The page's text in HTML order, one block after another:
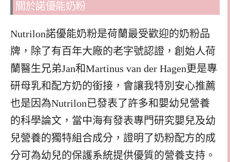
關於諾優能奶粉
Nutrilon諾優能奶粉是荷蘭最受歡迎的奶粉品
牌，除了有百年大廠的老字號認證，創始人荷
蘭醫生兄弟Jan和Martinus van der Hagen更是專
研母乳和配方奶的銜接，會讓我特別安心推薦
也是因為Nutrilon已發表了許多和嬰幼兒營養
的科學論文，當中海有發表專門研究嬰兒及幼
兒營養的獨特組合成分，證明了奶粉配方的成
分可為幼兒的保護系統提供優質的營養支持。